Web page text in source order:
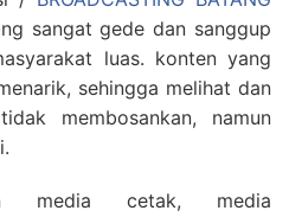
sangat gede dan sanggup
luas. konten yang
sehingga melihat dan
membosankan, namun
media cetak, media